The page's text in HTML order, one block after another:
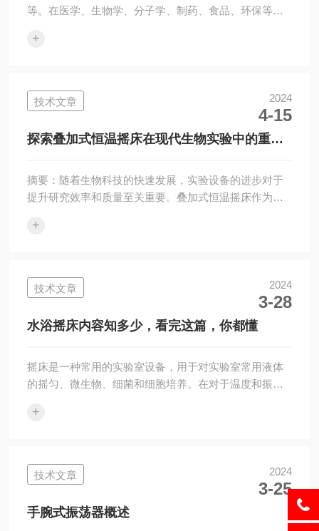
等。在医学、生物学、分子学、制药、食品、环保等研
小、功能多等特点。脱色摇床主要是指跑电泳时染色、
以上下摇动，整体做旋转晃动，这样摇晃的均匀度和一
致性比较好）。摇床的使用方法：将需要振荡容器放置
在托盘上，然后接通电源，打开电源开关，根据需要调
节定时旋钮，顺时针缓慢调节速度旋钮，根据需要选
+
技术文章 2024
4-15
探索叠加式恒温摇床在现代生物实验中的重要
摘要：随着生物科技的快速发展，实验设备的进步对于
提升研究效率和质量至关重要。叠加式恒温摇床作为一
文旨在探讨工作原理、技术优势以及在实际应用中的重
术与机械振动技术，为生物实验提供了理想的培育环
境。其核心工作原理是通过高精度的温度控制系统，实
现对培养箱内温度的控制，并通过电机驱动摇床实现样
本的均匀摇动。这种摇动不仅可以促进样本中的气体交
+
技术文章 2024
3-28
水浴摇床内容知多少，看完这篇，你都懂
摇床是一种常用的实验室设备，用于对实验室常用液体
的摇匀、微生物、细菌和细胞培养。在对于温度和振荡
应以及酶和组织研究等领域有广泛的应用。水浴摇床是
疫、环境监测等科研部门作生物、生化、细胞、菌种等
各种液态、固态化合物的振荡培养。水浴摇床的特点：
豪华整机造型：极富美学设计理念的流线型豪华整机造
型，模具设计制造工艺，静电彩色喷涂。不锈钢镜面腔
+
技术文章 2024
3-25
手腕式振荡器概述